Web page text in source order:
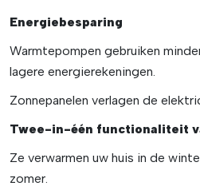
Energiebesparing
Warmtepompen gebruiken
lagere energierekeningen.
Zonnepanelen verlagen de
Twee-in-één functionaliteit
Ze verwarmen uw huis in de
zomer.